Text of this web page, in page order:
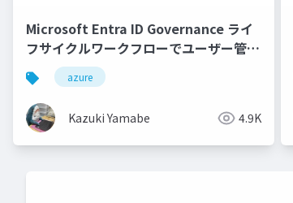
Microsoft Entra ID Governance ライ
フサイクルワークフローでユーザー管理
をスッキリさせる
azure
Kazuki Yamabe 4.9K